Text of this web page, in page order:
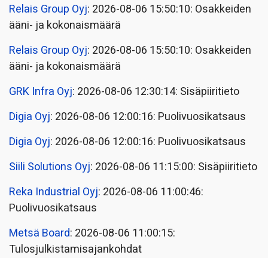
Relais Group Oyj: 2026-08-06 15:50:10: Osakkeiden
ääni- ja kokonaismäärä
Relais Group Oyj: 2026-08-06 15:50:10: Osakkeiden
ääni- ja kokonaismäärä
GRK Infra Oyj: 2026-08-06 12:30:14: Sisäpiiritieto
Digia Oyj: 2026-08-06 12:00:16: Puolivuosikatsaus
Digia Oyj: 2026-08-06 12:00:16: Puolivuosikatsaus
Siili Solutions Oyj: 2026-08-06 11:15:00: Sisäpiiritieto
Reka Industrial Oyj: 2026-08-06 11:00:46:
Puolivuosikatsaus
Metsä Board: 2026-08-06 11:00:15:
Tulosjulkistamisajankohdat